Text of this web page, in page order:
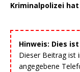
Kriminalpolizei
Hinweis: Dies
Dieser Beitrag ist
angegebene